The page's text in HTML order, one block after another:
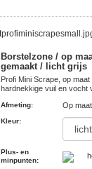
Borstelzone / op
gemaakt / licht grijs
Profi Mini Scrape, op
hardnekkige vuil en vocht
Afmeting: Op
Kleur:
Plus- en
minpunten: